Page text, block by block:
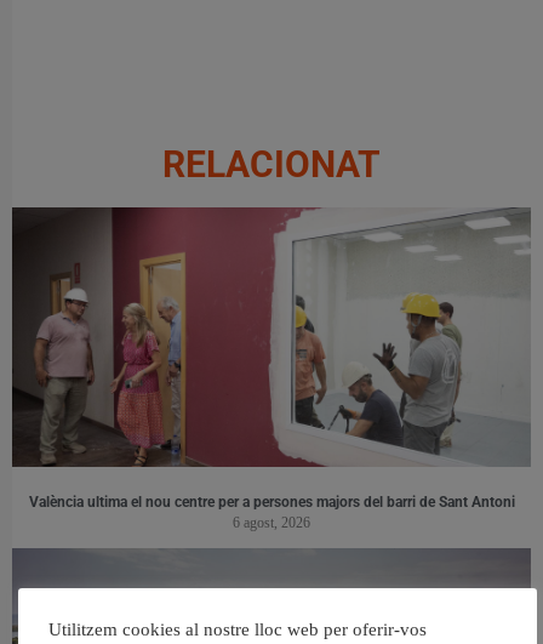
RELACIONAT
València ultima el nou centre per a persones majors del barri de Sant Antoni
6 agost, 2026
Utilitzem cookies al nostre lloc web per oferir-vos